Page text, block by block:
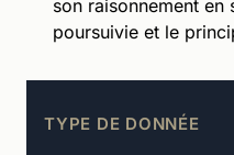
son raisonnement
poursuivie et le
TYPE DE DONNÉE